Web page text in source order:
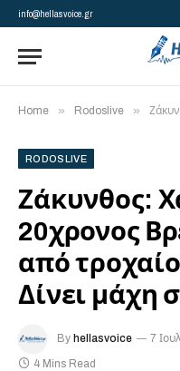
info@hellasvoice.gr
Home » Rodoslive » Ζάκυνθος:
RODOSLIVE
Ζάκυνθος:
20χρονος
από
Δίνει μάχη
By hellasvoice 7
4 Mins Read